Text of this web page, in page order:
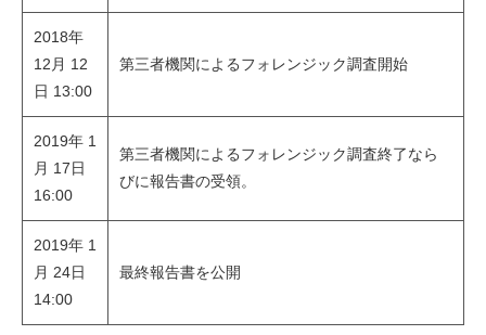
2018年
12月 12
日 13:00
第三者機関によるフォレンジック調査開始
2019年 1
月 17日
16:00
第三者機関によるフォレンジック調査終了なら
びに報告書の受領。
2019年 1
月 24日
14:00
最終報告書を公開